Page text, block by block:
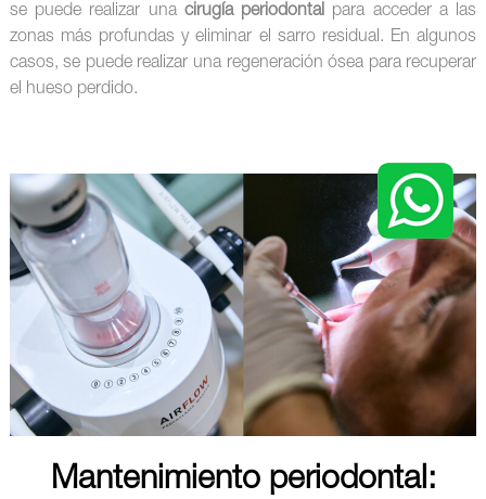
se puede realizar una cirugía periodontal para acceder a las
zonas más profundas y eliminar el sarro residual. En algunos
casos, se puede realizar una regeneración ósea para recuperar
el hueso perdido.
Mantenimiento periodontal: